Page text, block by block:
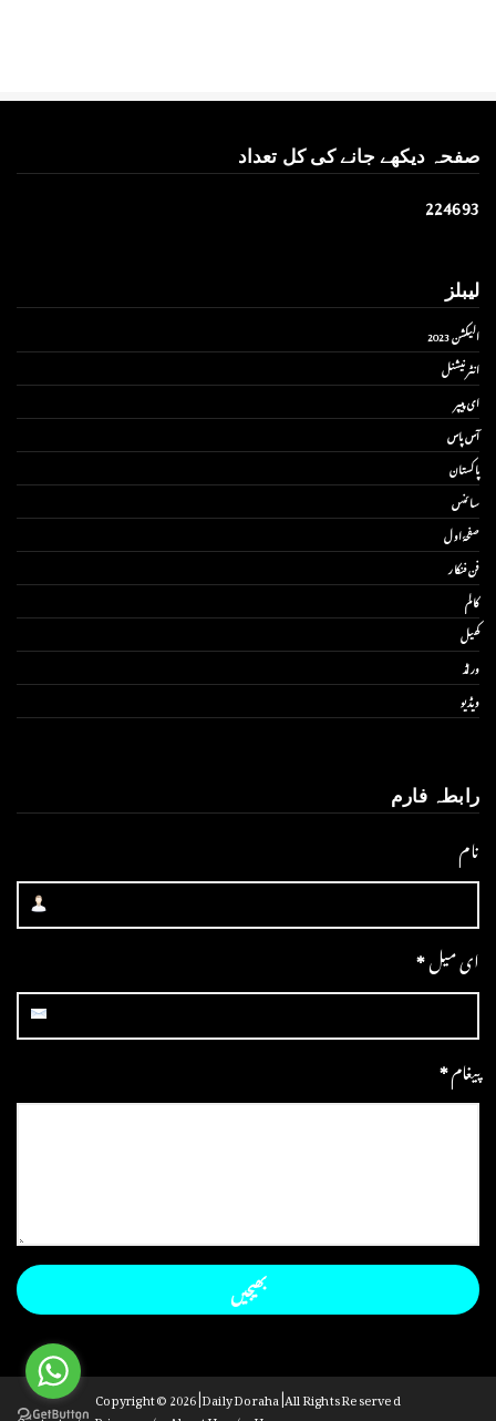
صفحہ دیکھے جانے کی کل تعداد
224693
لیبلز
الیکشن 2023
انٹر نیشنل
ای پیپر
آس پاس
پاکستان
سائنس
صفحۂ اول
فن فنکار
کالم
کھیل
ورلڈ
ویڈیو
رابطہ فارم
نام
ای میل*
پیغام*
Copyright ©2026 | Daily Doraha | All Rights Reserved